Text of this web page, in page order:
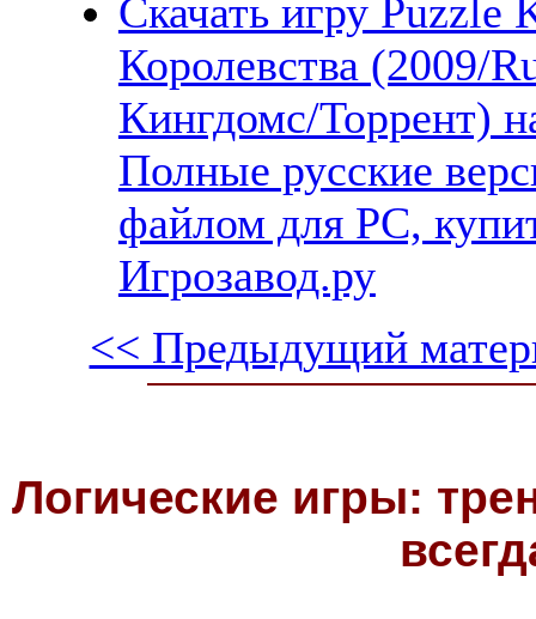
Скачать игру Puzzle
Королевства (2009/
Кингдомс/Торрент)
Полные русские
файлом для PC,
Игрозавод.ру
<< Предыдущий
Логические игры: